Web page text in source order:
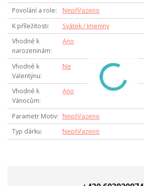
Povolání a role
Nepřířazeno
K příležitosti
Svátek / Jmeniny
Vhodné k
narozeninám
Ano
Vhodné k
Valentýnu
Ne
Vhodné k
Vánocům
Ano
Parametr Motiv
Nepřiřazeno
Typ dárku
Nepřiřazeno